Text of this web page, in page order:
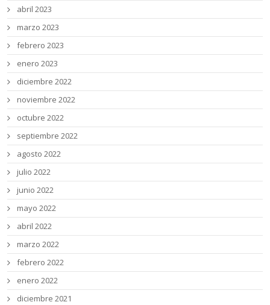
abril 2023
marzo 2023
febrero 2023
enero 2023
diciembre 2022
noviembre 2022
octubre 2022
septiembre 2022
agosto 2022
julio 2022
junio 2022
mayo 2022
abril 2022
marzo 2022
febrero 2022
enero 2022
diciembre 2021